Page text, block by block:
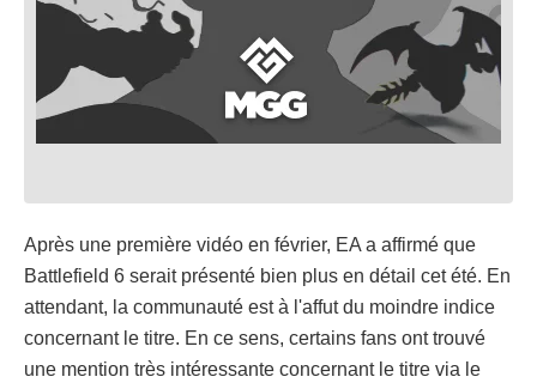
Après une première vidéo en février, EA a affirmé que
Battlefield 6 serait présenté bien plus en détail cet été. En
attendant, la communauté est à l'affut du moindre indice
concernant le titre. En ce sens, certains fans ont trouvé
une mention très intéressante concernant le titre via le